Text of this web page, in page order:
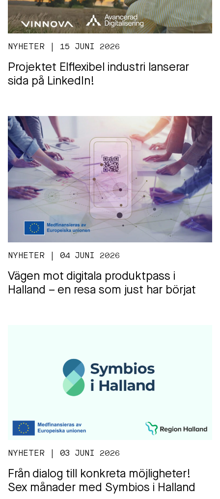
NYHETER | 15 JUNI 2026
Projektet Elflexibel industri lanserar
sida på LinkedIn!
NYHETER | 04 JUNI 2026
Vägen mot digitala produktpass i
Halland – en resa som just har börjat
NYHETER | 03 JUNI 2026
Från dialog till konkreta möjligheter!
Sex månader med Symbios i Halland